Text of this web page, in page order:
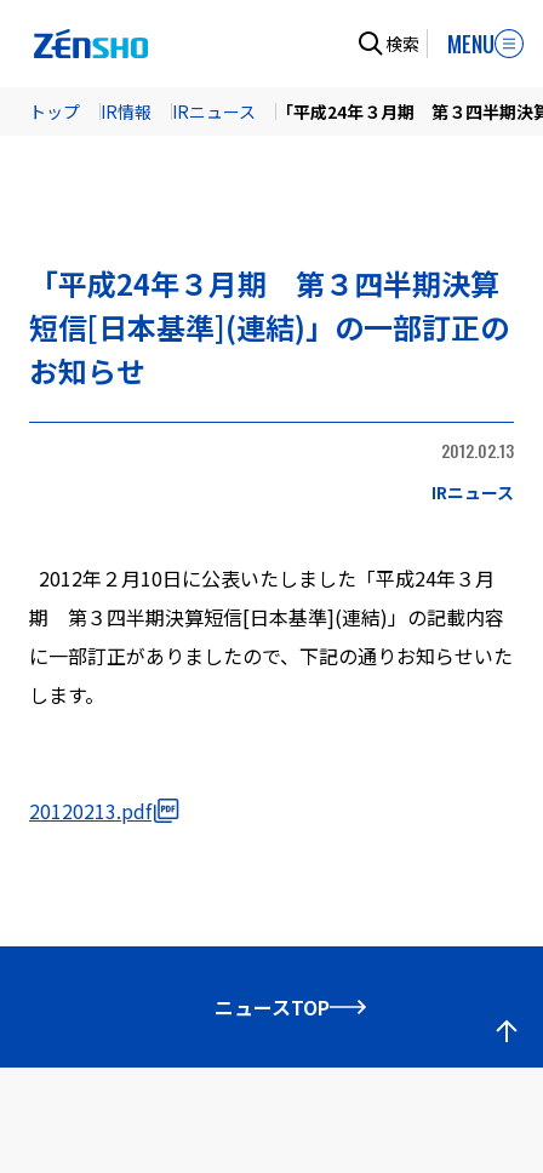
検索 MENU
トップ IR情報 IRニュース 「平成24年３月期 第３四半期
「平成24年３月期 第３四半期決算
短信[日本基準](連結)」の一部訂正の
お知らせ
2012.02.13
IRニュース
2012年２月10日に公表いたしました「平成24年３月
期 第３四半期決算短信[日本基準](連結)」の記載内容
に一部訂正がありましたので、下記の通りお知らせいた
します。
20120213.pdf
ニュースTOP